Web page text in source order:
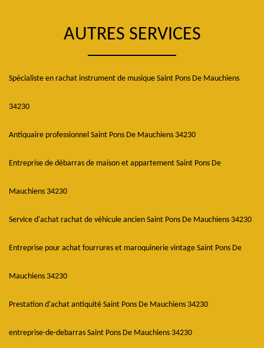
AUTRES SERVICES
Spécialiste en rachat instrument de musique Saint Pons De Mauchiens
34230
Antiquaire professionnel Saint Pons De Mauchiens 34230
Entreprise de débarras de maison et appartement Saint Pons De
Mauchiens 34230
Service d'achat rachat de véhicule ancien Saint Pons De Mauchiens 34230
Entreprise pour achat fourrures et maroquinerie vintage Saint Pons De
Mauchiens 34230
Prestation d'achat antiquité Saint Pons De Mauchiens 34230
entreprise-de-debarras Saint Pons De Mauchiens 34230